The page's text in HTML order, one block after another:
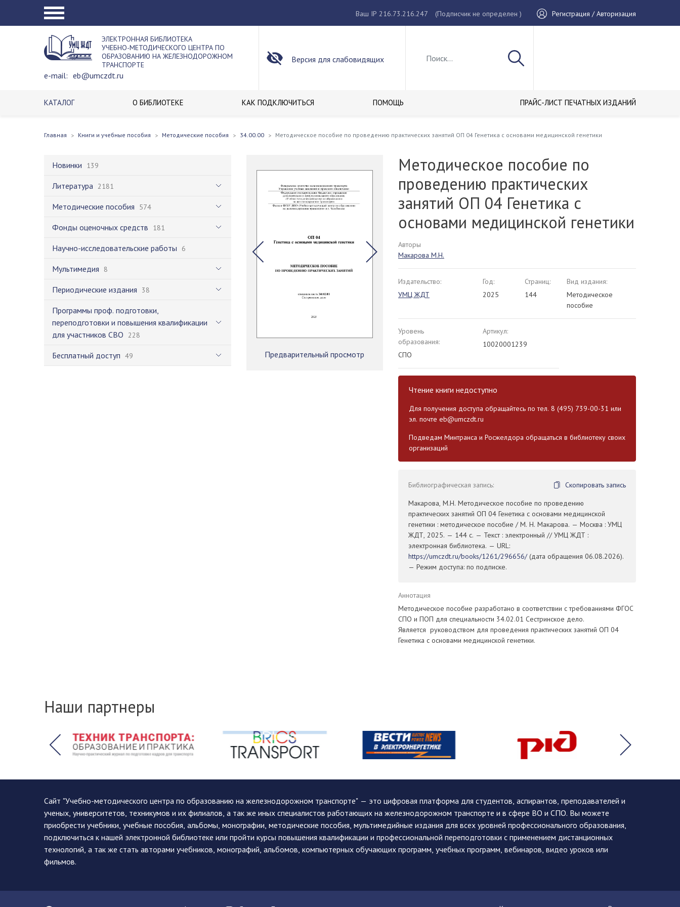
Ваш IP 216.73.216.247 (Подписчик не определен ) Регистрация / Авторизация
ЭЛЕКТРОННАЯ БИБЛИОТЕКА
УЧЕБНО-МЕТОДИЧЕСКОГО ЦЕНТРА ПО
ОБРАЗОВАНИЮ НА ЖЕЛЕЗНОДОРОЖНОМ
ТРАНСПОРТЕ
e-mail: eb@umczdt.ru
Версия для слабовидящих
КАТАЛОГ О БИБЛИОТЕКЕ КАК ПОДКЛЮЧИТЬСЯ ПОМОЩЬ ПРАЙС-ЛИСТ ПЕЧАТНЫХ ИЗДАНИЙ
Главная Книги и учебные пособия Методические пособия 34.00.00 Методическое пособие по проведению практических занятий ОП 04 Генетика с основами медицинской генетики
Новинки 139
Литература 2181
Методические пособия 574
Фонды оценочных средств 181
Научно-исследовательские работы 6
Мультимедия 8
Периодические издания 38
Программы проф. подготовки,
переподготовки и повышения квалификации
для участников СВО 228
Бесплатный доступ 49 Предварительный просмотр
Методическое пособие по
проведению практических
занятий ОП 04 Генетика с
основами медицинской генетики
Авторы
Макарова М.Н.
Издательство:
УМЦ ЖДТ
Год:
2025
Страниц:
144
Вид издания:
Методическое
пособие
Уровень
образования:
СПО
Артикул:
10020001239
Чтение книги недоступно
Для получения доступа обращайтесь по тел. 8 (495) 739-00-31 или
эл. почте eb@umczdt.ru
Подведам Минтранса и Росжелдора обращаться в библиотеку своих
организаций
Библиографическая запись:
Скопировать запись
Макарова, М.Н. Методическое пособие по проведению
практических занятий ОП 04 Генетика с основами медицинской
генетики : методическое пособие / М. Н. Макарова. — Москва : УМЦ
ЖДТ, 2025. — 144 с. — Текст : электронный // УМЦ ЖДТ :
электронная библиотека. — URL:
https://umczdt.ru/books/1261/296656/(дата обращения 06.08.2026).
— Режим доступа: по подписке.
Аннотация
Методическое пособие разработано в соответствии с требованиями ФГОС
СПО и ПОП для специальности 34.02.01 Сестринское дело.
Является руководством для проведения практических занятий ОП 04
Генетика с основами медицинской генетики.
Наши партнеры
Сайт "Учебно-методического центра по образованию на железнодорожном транспорте" — это цифровая платформа для студентов, аспирантов, преподавателей и
ученых, университетов, техникумов и их филиалов, а так же иных специалистов работающих на железнодорожном транспорте и в сфере ВО и СПО. Вы можете
приобрести учебники, учебные пособия, альбомы, монографии, методические пособия, мультимедийные издания для всех уровней профессионального образования,
подключиться к нашей электронной библиотеке или пройти курсы повышения квалификации и профессиональной переподготовки с применением дистанционных
технологий, а так же стать авторами учебников, монографий, альбомов, компьютерных обучающих программ, учебных программ, вебинаров, видео уроков или
фильмов.